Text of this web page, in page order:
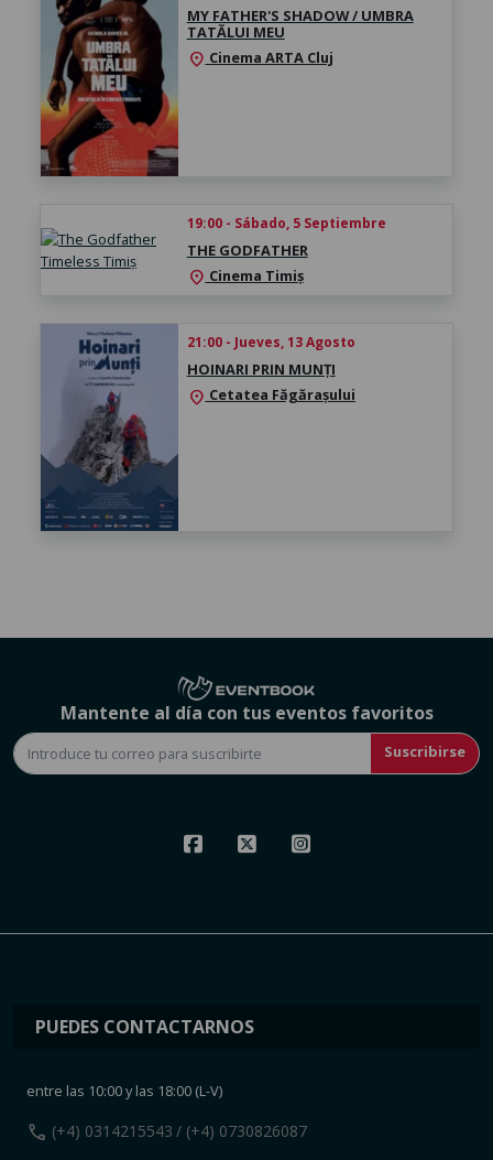
MY FATHER'S SHADOW / UMBRA
TATĂLUI MEU
location_on Cinema ARTA Cluj
19:00 - Sábado, 5 Septiembre
THE GODFATHER
location_on Cinema Timiș
21:00 - Jueves, 13 Agosto
HOINARI PRIN MUNȚI
location_on Cetatea Făgărașului
Mantente al día con tus eventos favoritos
Suscribirse
PUEDES CONTACTARNOS
entre las 10:00 y las 18:00 (L-V)
call (+4) 0314215543 / (+4) 0730826087